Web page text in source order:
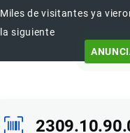
Miles de visitantes ya
la siguiente